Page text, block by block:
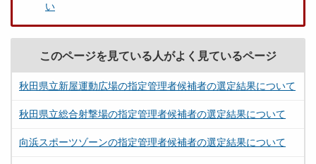
い
このページを見ている人がよく見ているページ
秋田県立新屋運動広場の指定管理者候補者の選定結果について
秋田県立総合射撃場の指定管理者候補者の選定結果について
向浜スポーツゾーンの指定管理者候補者の選定結果について